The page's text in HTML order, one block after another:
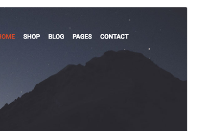
Commercial theme
Este tema es gratuito pero ofrece actualizaciones o
Vista previa
Este es un tema hijo de